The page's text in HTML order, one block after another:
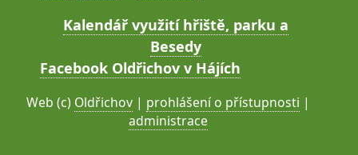
Kalendář využití hřiště, parku a
Besedy
Facebook Oldřichov v Hájích
Web (c) Oldřichov | prohlášení o přístupnosti |
administrace